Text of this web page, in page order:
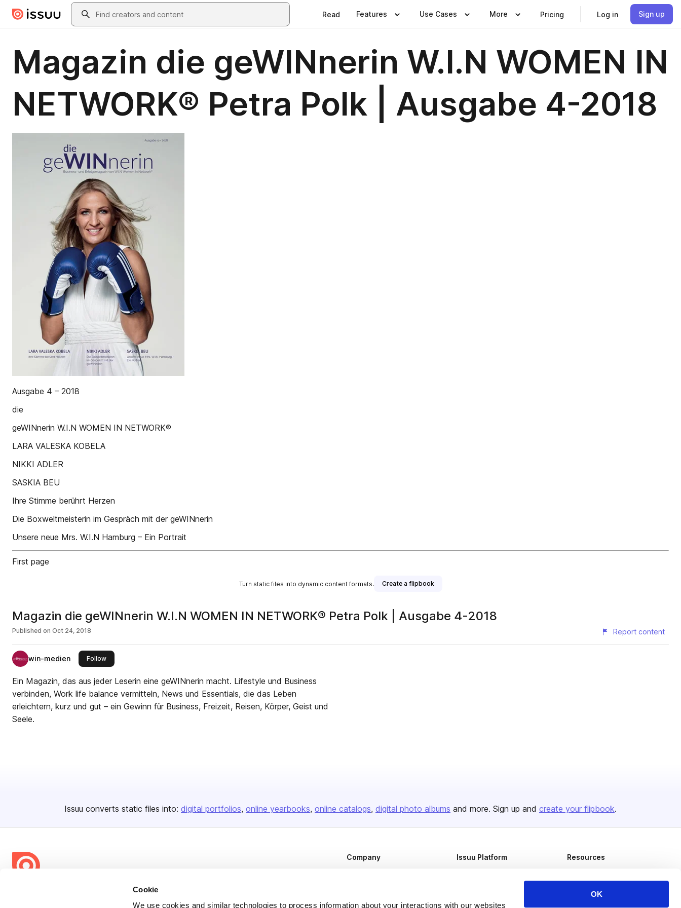
Cookie
We use cookies and similar technologies to process information about your interactions with our websites
OK
Skip to main contentSearch
Read Features Use Cases More Pricing Log in Sign up
Magazin die geWINnerin W.I.N WOMEN IN
NETWORK® Petra Polk | Ausgabe 4-2018
Ausgabe 4 – 2018
die
geWINnerin W.I.N WOMEN IN NETWORK®
LARA VALESKA KOBELA
NIKKI ADLER
SASKIA BEU
Ihre Stimme berührt Herzen
Die Boxweltmeisterin im Gespräch mit der geWINnerin
Unsere neue Mrs. W.I.N Hamburg – Ein Portrait
First page
Turn static files into dynamic content formats. Create a flipbook
Magazin die geWINnerin W.I.N WOMEN IN NETWORK® Petra Polk | Ausgabe 4-2018
Published on Oct 24, 2018 Report content
win-medien Followthis publisher
Ein Magazin, das aus jeder Leserin eine geWINnerin macht. Lifestyle und Business
verbinden, Work life balance vermitteln, News und Essentials, die das Leben
erleichtern, kurz und gut – ein Gewinn für Business, Freizeit, Reisen, Körper, Geist und
Seele.
Issuu converts static files into: digital portfolios online yearbooks online catalogs digital photo albums and more. Sign up and create your flipbook.
Company Issuu Platform Resources
Publisher Directory